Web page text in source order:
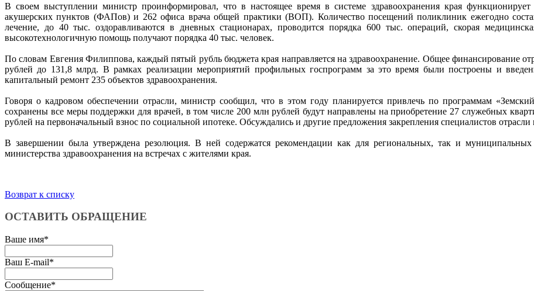
В своем выступлении министр проинформировал, что в настоящее время в системе здравоохранения края
акушерских пунктов (ФАПов) и 262 офиса врача общей практики (ВОП). Количество посещений поликлиник ежегодно
лечение, до 40 тыс. оздоравливаются в дневных стационарах, проводится порядка 600 тыс. операций, скорая
высокотехнологичную помощь получают порядка 40 тыс. человек.
По словам Евгения Филиппова, каждый пятый рубль бюджета края направляется на здравоохранение. Общее финансирование
рублей до 131,8 млрд. В рамках реализации мероприятий профильных госпрограмм за это время были построены и
капитальный ремонт 235 объектов здравоохранения.
Говоря о кадровом обеспечении отрасли, министр сообщил, что в этом году планируется привлечь по программам
сохранены все меры поддержки для врачей, в том числе 200 млн рублей будут направлены на приобретение 27 служебных
рублей на первоначальный взнос по социальной ипотеке. Обсуждались и другие предложения закрепления специалистов отрасли
В завершении была утверждена резолюция. В ней содержатся рекомендации как для региональных, так и
министерства здравоохранения на встречах с жителями края.
Возврат к списку
ОСТАВИТЬ ОБРАЩЕНИЕ
Ваше имя*
Ваш E-mail*
Сообщение*